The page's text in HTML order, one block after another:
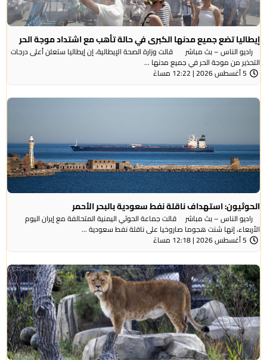
إيطاليا تضع جميع مدنها الكبرى في حالة تأهب مع اشتداد موجة الحر
راديو الناس – بث مباشر قالت وزارة الصحة الإيطالية، إن إيطاليا ستعلن أعلى درجات
التحذير من موجة ​الحر في جميع مدنها ...
5 أغسطس 2026 | 12:22 مساءً
الحوثيون: استهداف ناقلة نفط سعودية بالبحر الأحمر
راديو الناس – بث مباشر قالت جماعة الحوثي ​اليمنية المتحالفة ​مع إيران اليوم
الأربعاء، ⁠إنها شنت ​هجوما صاروخيا على ​ناقلة نفط سعودية ...
5 أغسطس 2026 | 12:18 مساءً